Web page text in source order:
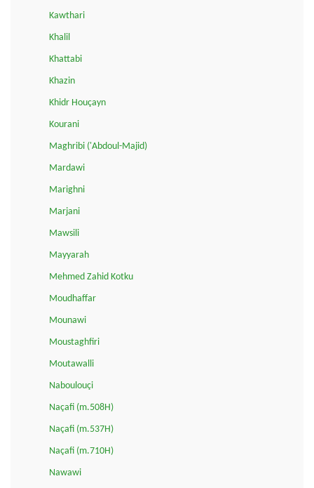
Kawthari
Khalil
Khattabi
Khazin
Khidr Houçayn
Kourani
Maghribi ('Abdoul-Majid)
Mardawi
Marighni
Marjani
Mawsili
Mayyarah
Mehmed Zahid Kotku
Moudhaffar
Mounawi
Moustaghfiri
Moutawalli
Naboulouçi
Naçafi (m.508H)
Naçafi (m.537H)
Naçafi (m.710H)
Nawawi